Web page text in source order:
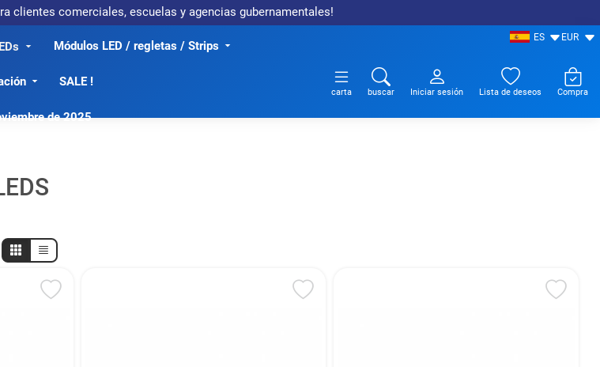
clientes comerciales, escuelas y agencias gubernamentales!
ES EUR
Módulos LED / regletas / Strips
SALE !
de 2025
carta buscar Iniciar sesión Lista de deseos Compra